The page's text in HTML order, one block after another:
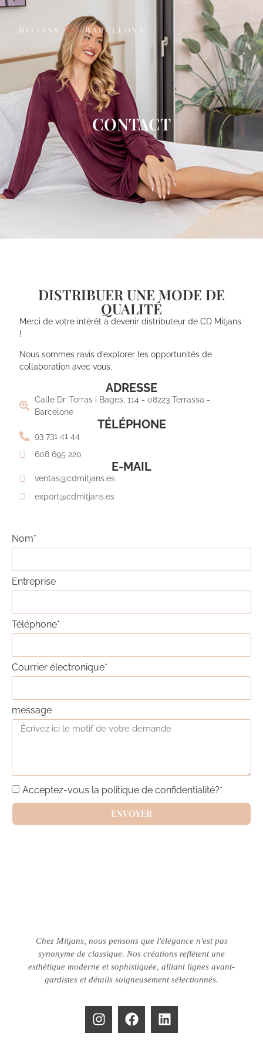
CONTACT
DISTRIBUER UNE MODE DE
QUALITÉ
Merci de votre intérêt à devenir distributeur de CD Mitjans
!
Nous sommes ravis d’explorer les opportunités de
collaboration avec vous.
ADRESSE
Calle Dr. Torras i Bages, 114 - 08223 Terrassa -
Barcelone
TÉLÉPHONE
93 731 41 44
608 695 220
E-MAIL
ventas@cdmitjans.es
export@cdmitjans.es
Nom*
Entreprise
Téléphone*
Courrier électronique*
message
Acceptez-vous la politique de confidentialité?*
ENVOYER
Chez Mitjans, nous pensons que l'élégance n'est pas
synonyme de classique. Nos créations reflètent une
esthétique moderne et sophistiquée, alliant lignes avant-
gardistes et détails soigneusement sélectionnés.